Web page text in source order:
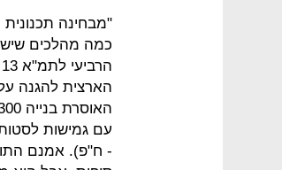
"מבחינה
כמה מהלכים שיש
הארצית להגנה
- ח"פ). אמנם